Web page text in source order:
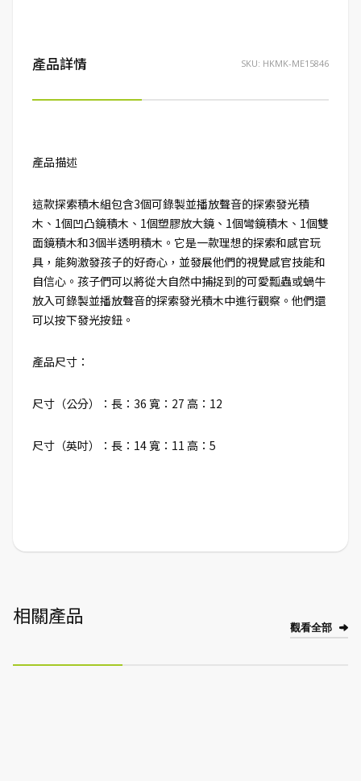
產品詳情 SKU: HKMK-ME15846
產品描述
這款探索積木組包含3個可錄製並播放聲音的探索發光積
木、1個凹凸鏡積木、1個塑膠放大鏡、1個彎鏡積木、1個雙
面鏡積木和3個半透明積木。它是一款理想的探索和感官玩
具，能夠激發孩子的好奇心，並發展他們的視覺感官技能和
自信心。孩子們可以將從大自然中捕捉到的可愛瓢蟲或蝸牛
放入可錄製並播放聲音的探索發光積木中進行觀察。他們還
可以按下發光按鈕。
產品尺寸：
尺寸（公分）：長：36 寬：27 高：12
尺寸（英吋）：長：14 寬：11 高：5
相關產品 觀看全部